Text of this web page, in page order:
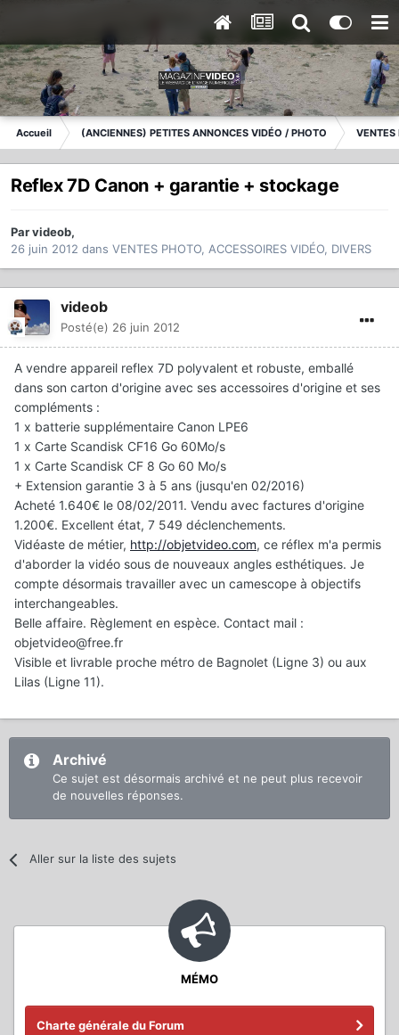
Accueil (ANCIENNES) PETITES ANNONCES VIDÉO / PHOTO VENTES
Reflex 7D Canon + garantie + stockage
Parvideob,
26 juin 2012 dans VENTES PHOTO, ACCESSOIRES VIDÉO, DIVERS
videob
Posté(e) 26 juin 2012
A vendre appareil reflex 7D polyvalent et robuste, emballé
dans son carton d'origine avec ses accessoires d'origine et ses
compléments :
1 x batterie supplémentaire Canon LPE6
1 x Carte Scandisk CF16 Go 60Mo/s
1 x Carte Scandisk CF 8 Go 60 Mo/s
+ Extension garantie 3 à 5 ans (jusqu'en 02/2016)
Acheté 1.640€ le 08/02/2011. Vendu avec factures d'origine
1.200€. Excellent état, 7 549 déclenchements.
Vidéaste de métier, http://objetvideo.com, ce réflex m'a permis
d'aborder la vidéo sous de nouveaux angles esthétiques. Je
compte désormais travailler avec un camescope à objectifs
interchangeables.
Belle affaire. Règlement en espèce. Contact mail :
objetvideo@free.fr
Visible et livrable proche métro de Bagnolet (Ligne 3) ou aux
Lilas (Ligne 11).
Archivé
Ce sujet est désormais archivé et ne peut plus recevoir
de nouvelles réponses.
Aller sur la liste des sujets
MÉMO
Charte générale du Forum